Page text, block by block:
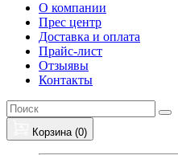
О компании
Прес центр
Доставка и оплата
Прайс-лист
Отзыявы
Контакты
Корзина (0)